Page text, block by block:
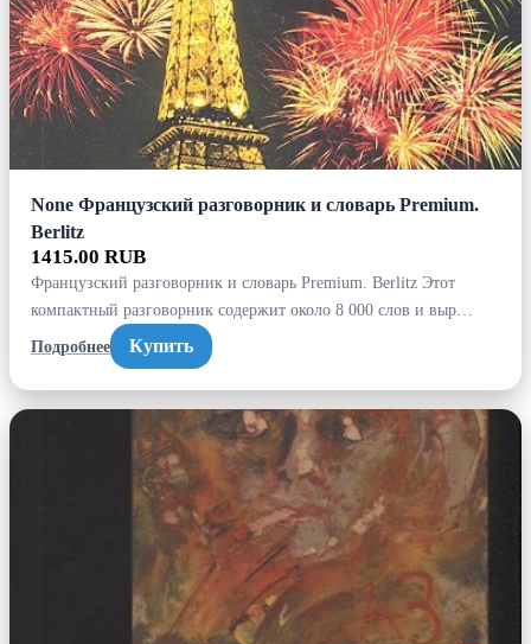
None Французский разговорник и словарь Premium.
Berlitz
1415.00 RUB
Французский разговорник и словарь Premium. Berlitz Этот
компактный разговорник содержит около 8 000 слов и выр…
Подробнее
Купить